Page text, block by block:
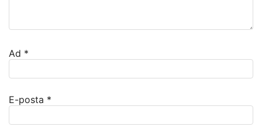
Ad *
E-posta *